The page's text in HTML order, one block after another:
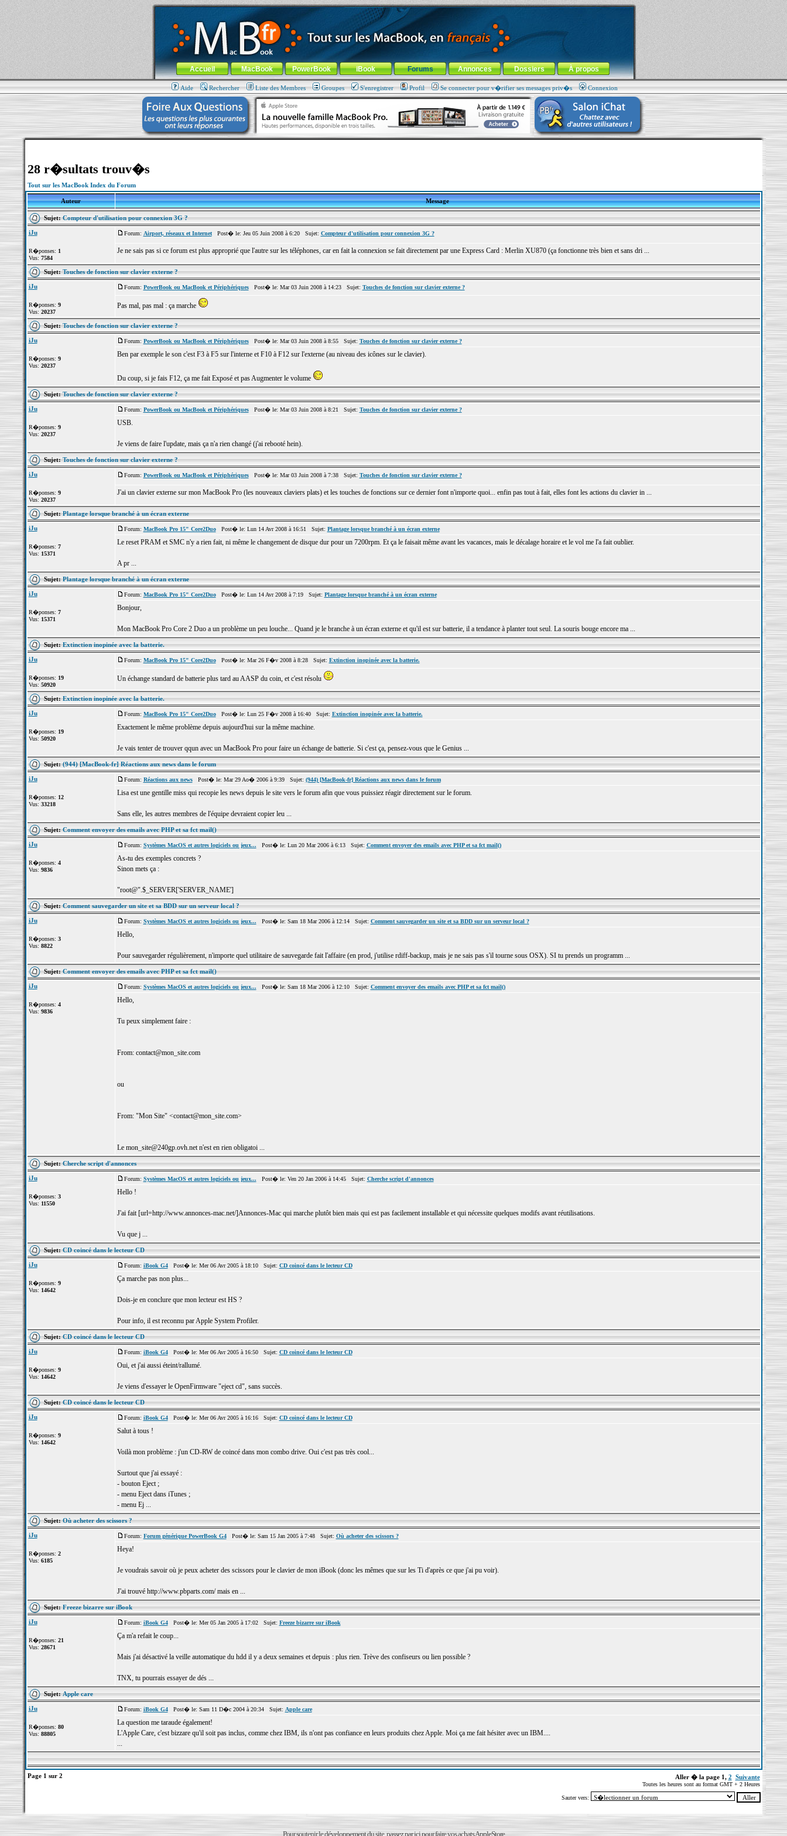
MacBook-fr.com : 100% Apple... 100% nomade !
Aller au contenu-Aller au menu général-Aller au menu de la rubrique
Menu général
Accueil MacBook PowerBook iBook Forums Annonces Dossiers À propos
Aide Rechercher Liste des Membres Groupes S'enregistrer Profil Se connecter pour v�rifier ses messages priv�s Connexion
28 r�sultats trouv�s
Tout sur les MacBook Index du Forum
Auteur Message
Sujet:Compteur d'utilisation pour connexion 3G ?
iJu
R�ponses: 1
Vus: 7584
Forum: Airport, réseaux et InternetPost� le: Jeu 05 Juin 2008 à 6:20 Sujet: Compteur d'utilisation pour connexion 3G ?
Je ne sais pas si ce forum est plus approprié que l'autre sur les téléphones, car en fait la connexion se fait directement par une Express Card : Merlin XU870 (ça fonctionne très bien et sans dri ...
Sujet:Touches de fonction sur clavier externe ?
iJu
R�ponses: 9
Vus: 20237
Forum: PowerBook ou MacBook et PériphériquesPost� le: Mar 03 Juin 2008 à 14:23 Sujet: Touches de fonction sur clavier externe ?
Pas mal, pas mal : ça marche
Sujet:Touches de fonction sur clavier externe ?
iJu
R�ponses: 9
Vus: 20237
Forum: PowerBook ou MacBook et PériphériquesPost� le: Mar 03 Juin 2008 à 8:55 Sujet: Touches de fonction sur clavier externe ?
Ben par exemple le son c'est F3 à F5 sur l'interne et F10 à F12 sur l'externe (au niveau des icônes sur le clavier).
Du coup, si je fais F12, ça me fait Exposé et pas Augmenter le volume
Sujet:Touches de fonction sur clavier externe ?
iJu
R�ponses: 9
Vus: 20237
Forum: PowerBook ou MacBook et PériphériquesPost� le: Mar 03 Juin 2008 à 8:21 Sujet: Touches de fonction sur clavier externe ?
USB.
Je viens de faire l'update, mais ça n'a rien changé (j'ai rebooté hein).
Sujet:Touches de fonction sur clavier externe ?
iJu
R�ponses: 9
Vus: 20237
Forum: PowerBook ou MacBook et PériphériquesPost� le: Mar 03 Juin 2008 à 7:38 Sujet: Touches de fonction sur clavier externe ?
J'ai un clavier externe sur mon MacBook Pro (les nouveaux claviers plats) et les touches de fonctions sur ce dernier font n'importe quoi... enfin pas tout à fait, elles font les actions du clavier in ...
Sujet:Plantage lorsque branché à un écran externe
iJu
R�ponses: 7
Vus: 15371
Forum: MacBook Pro 15" Core2DuoPost� le: Lun 14 Avr 2008 à 16:51 Sujet: Plantage lorsque branché à un écran externe
Le reset PRAM et SMC n'y a rien fait, ni même le changement de disque dur pour un 7200rpm. Et ça le faisait même avant les vacances, mais le décalage horaire et le vol me l'a fait oublier.
A pr ...
Sujet:Plantage lorsque branché à un écran externe
iJu
R�ponses: 7
Vus: 15371
Forum: MacBook Pro 15" Core2DuoPost� le: Lun 14 Avr 2008 à 7:19 Sujet: Plantage lorsque branché à un écran externe
Bonjour,
Mon MacBook Pro Core 2 Duo a un problème un peu louche... Quand je le branche à un écran externe et qu'il est sur batterie, il a tendance à planter tout seul. La souris bouge encore ma ...
Sujet:Extinction inopinée avec la batterie.
iJu
R�ponses: 19
Vus: 50920
Forum: MacBook Pro 15" Core2DuoPost� le: Mar 26 F�v 2008 à 8:28 Sujet: Extinction inopinée avec la batterie.
Un échange standard de batterie plus tard au AASP du coin, et c'est résolu
Sujet:Extinction inopinée avec la batterie.
iJu
R�ponses: 19
Vus: 50920
Forum: MacBook Pro 15" Core2DuoPost� le: Lun 25 F�v 2008 à 16:40 Sujet: Extinction inopinée avec la batterie.
Exactement le même problème depuis aujourd'hui sur la même machine.
Je vais tenter de trouver qqun avec un MacBook Pro pour faire un échange de batterie. Si c'est ça, pensez-vous que le Genius ...
Sujet:(944) [MacBook-fr] Réactions aux news dans le forum
iJu
R�ponses: 12
Vus: 33218
Forum: Réactions aux newsPost� le: Mar 29 Ao� 2006 à 9:39 Sujet: (944) [MacBook-fr] Réactions aux news dans le forum
Lisa est une gentille miss qui recopie les news depuis le site vers le forum afin que vous puissiez réagir directement sur le forum.
Sans elle, les autres membres de l'équipe devraient copier leu ...
Sujet:Comment envoyer des emails avec PHP et sa fct mail()
iJu
R�ponses: 4
Vus: 9836
Forum: Systèmes MacOS et autres logiciels ou jeux... Post� le: Lun 20 Mar 2006 à 6:13 Sujet: Comment envoyer des emails avec PHP et sa fct mail()
As-tu des exemples concrets ?
Sinon mets ça :
"root@".$_SERVER['SERVER_NAME']
Sujet:Comment sauvegarder un site et sa BDD sur un serveur local ?
iJu
R�ponses: 3
Vus: 8822
Forum: Systèmes MacOS et autres logiciels ou jeux... Post� le: Sam 18 Mar 2006 à 12:14 Sujet: Comment sauvegarder un site et sa BDD sur un serveur local ?
Hello,
Pour sauvegarder régulièrement, n'importe quel utilitaire de sauvegarde fait l'affaire (en prod, j'utilise rdiff-backup, mais je ne sais pas s'il tourne sous OSX). SI tu prends un programm ...
Sujet:Comment envoyer des emails avec PHP et sa fct mail()
iJu
R�ponses: 4
Vus: 9836
Forum: Systèmes MacOS et autres logiciels ou jeux... Post� le: Sam 18 Mar 2006 à 12:10 Sujet: Comment envoyer des emails avec PHP et sa fct mail()
Hello,
Tu peux simplement faire :
From: contact@mon_site.com
ou
From: "Mon Site" <contact@mon_site.com>
Le mon_site@240gp.ovh.net n'est en rien obligatoi ...
Sujet:Cherche script d'annonces
iJu
R�ponses: 3
Vus: 11550
Forum: Systèmes MacOS et autres logiciels ou jeux... Post� le: Ven 20 Jan 2006 à 14:45 Sujet: Cherche script d'annonces
Hello !
J'ai fait [url=http://www.annonces-mac.net/]Annonces-Mac qui marche plutôt bien mais qui est pas facilement installable et qui nécessite quelques modifs avant réutilisations.
Vu que j ...
Sujet:CD coincé dans le lecteur CD
iJu
R�ponses: 9
Vus: 14642
Forum: iBook G4Post� le: Mer 06 Avr 2005 à 18:10 Sujet: CD coincé dans le lecteur CD
Ça marche pas non plus...
Dois-je en conclure que mon lecteur est HS ?
Pour info, il est reconnu par Apple System Profiler.
Sujet:CD coincé dans le lecteur CD
iJu
R�ponses: 9
Vus: 14642
Forum: iBook G4Post� le: Mer 06 Avr 2005 à 16:50 Sujet: CD coincé dans le lecteur CD
Oui, et j'ai aussi éteint/rallumé.
Je viens d'essayer le OpenFirmware "eject cd", sans succès.
Sujet:CD coincé dans le lecteur CD
iJu
R�ponses: 9
Vus: 14642
Forum: iBook G4Post� le: Mer 06 Avr 2005 à 16:16 Sujet: CD coincé dans le lecteur CD
Salut à tous !
Voilà mon problème : j'un CD-RW de coincé dans mon combo drive. Oui c'est pas très cool...
Surtout que j'ai essayé :
- bouton Eject ;
- menu Eject dans iTunes ;
- menu Ej ...
Sujet:Où acheter des scissors ?
iJu
R�ponses: 2
Vus: 6185
Forum: Forum générique PowerBook G4Post� le: Sam 15 Jan 2005 à 7:48 Sujet: Où acheter des scissors ?
Heya!
Je voudrais savoir où je peux acheter des scissors pour le clavier de mon iBook (donc les mêmes que sur les Ti d'après ce que j'ai pu voir).
J'ai trouvé http://www.pbparts.com/ mais en ...
Sujet:Freeze bizarre sur iBook
iJu
R�ponses: 21
Vus: 28671
Forum: iBook G4Post� le: Mer 05 Jan 2005 à 17:02 Sujet: Freeze bizarre sur iBook
Ça m'a refait le coup...
Mais j'ai désactivé la veille automatique du hdd il y a deux semaines et depuis : plus rien. Trève des confiseurs ou lien possible ?
TNX, tu pourrais essayer de dés ...
Sujet:Apple care
iJu
R�ponses: 80
Vus: 88805
Forum: iBook G4Post� le: Sam 11 D�c 2004 à 20:34 Sujet: Apple care
La question me taraude également!
L'Apple Care, c'est bizzare qu'il soit pas inclus, comme chez IBM, ils n'ont pas confiance en leurs produits chez Apple. Moi ça me fait hésiter avec un IBM....
...
Page 1 sur 2 Aller � la page 1, 2 Suivante
Toutes les heures sont au format GMT + 2 Heures
Sauter vers:
Pour soutenir le développement du site, passez par ici pour faire vos achats AppleStore